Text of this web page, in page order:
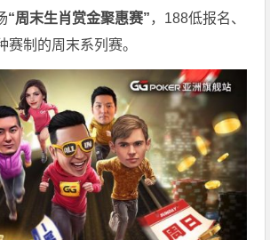
“周末生肖赏金聚惠赛”，188低报名、
赛制的周末系列赛。